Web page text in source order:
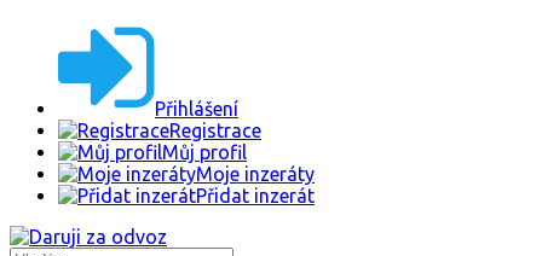
Přihlášení
Registrace
Můj profil
Moje inzeráty
Přidat inzerát